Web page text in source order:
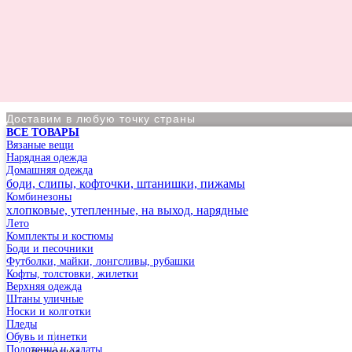
Доставим в любую точку страны
По Хабаровску курьер в день оформления заказа
Магазин офлайн: г.Хабаровск, ул. Карла Маркса 91, ТЦ
Вы на сайте Хабаровского филиала
-5% на первый заказ (товар на скидках не участвует в
ВСЕ ТОВАРЫ
Вязаные вещи
Нарядная одежда
Домашняя одежда
боди, слипы, кофточки, штанишки, пижамы
Комбинезоны
хлопковые, утепленные, на выход, нарядные
Лето
Комплекты и костюмы
Боди и песочники
Футболки, майки, лонгсливы, рубашки
Кофты, толстовки, жилетки
Верхняя одежда
Штаны уличные
Носки и колготки
Пледы
Обувь и пинетки
Полотенца и халаты